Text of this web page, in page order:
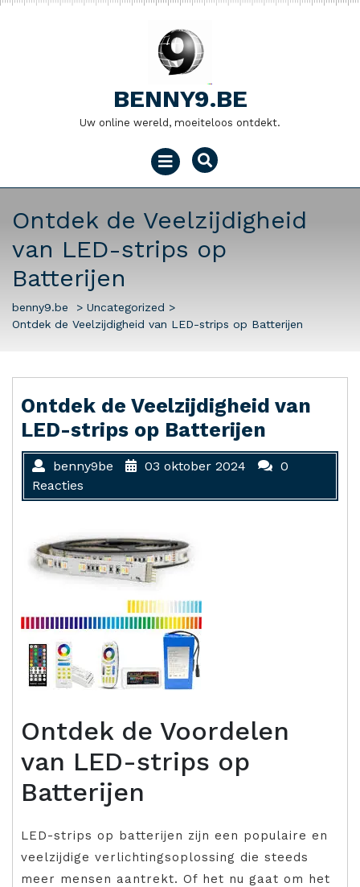
Naar
BENNY9.BE
Uw online wereld, moeiteloos ontdekt.
Menu
openen
Ontdek de Veelzijdigheid
van LED-strips op
Batterijen
benny9.be > Uncategorized >
Ontdek de Veelzijdigheid van LED-strips op Batterijen
Ontdek de Veelzijdigheid van
LED-strips op Batterijen
benny9be 03 oktober 2024
0
Reacties
Ontdek de Voordelen
van LED-strips op
Batterijen
LED-strips op batterijen zijn een populaire en
veelzijdige verlichtingsoplossing die steeds
meer mensen aantrekt. Of het nu gaat om het